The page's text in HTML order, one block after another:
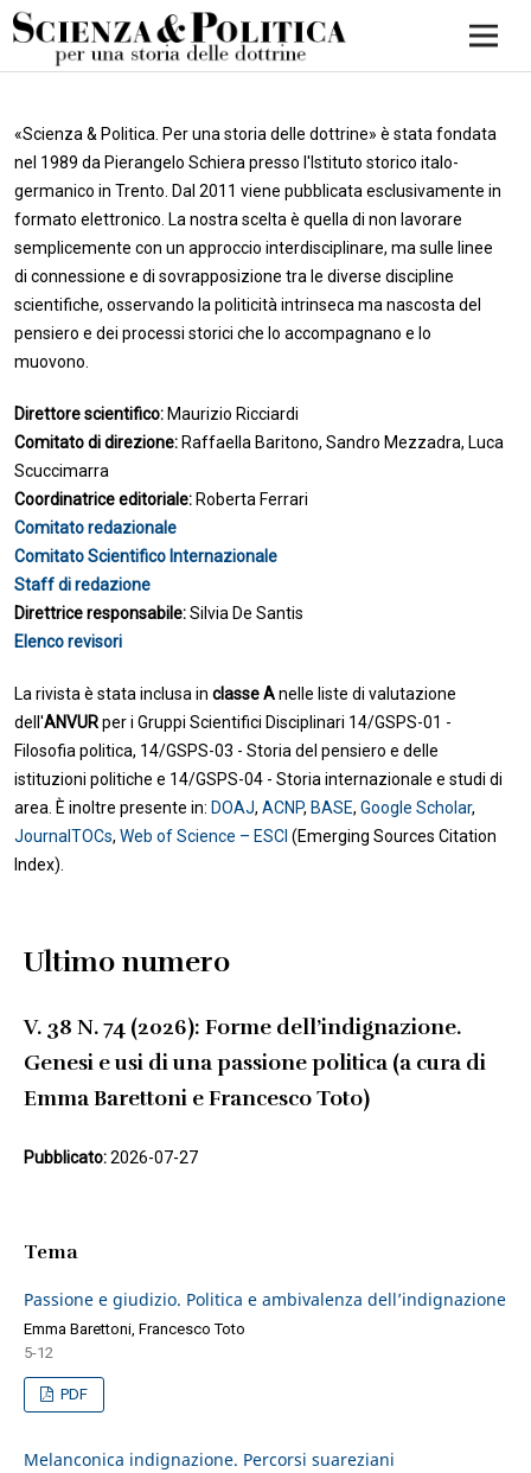
«Scienza & Politica. Per una storia delle dottrine» è stata fondata
nel 1989 da Pierangelo Schiera presso l'Istituto storico italo-
germanico in Trento. Dal 2011 viene pubblicata esclusivamente in
formato elettronico. La nostra scelta è quella di non lavorare
semplicemente con un approccio interdisciplinare, ma sulle linee
di connessione e di sovrapposizione tra le diverse discipline
scientifiche, osservando la politicità intrinseca ma nascosta del
pensiero e dei processi storici che lo accompagnano e lo
muovono.
Direttore scientifico:Maurizio Ricciardi
Comitato di direzione:Raffaella Baritono, Sandro Mezzadra, Luca
Scuccimarra
Coordinatrice editoriale:Roberta Ferrari
Comitato redazionale
Comitato Scientifico Internazionale
Staff di redazione
Direttrice responsabile:Silvia De Santis
Elenco revisori
La rivista è stata inclusa in classe Anelle liste di valutazione
dell'ANVURper i Gruppi Scientifici Disciplinari 14/GSPS-01 -
Filosofia politica, 14/GSPS-03 - Storia del pensiero e delle
istituzioni politiche e 14/GSPS-04 - Storia internazionale e studi di
area. È inoltre presente in: DOAJ, ACNP, BASE, Google Scholar,
JournalTOCs, Web of Science – ESCI (Emerging Sources Citation
Index).
Ultimo numero
V. 38 N. 74 (2026): Forme dell’indignazione.
Genesi e usi di una passione politica (a cura di
Emma Barettoni e Francesco Toto)
Pubblicato:2026-07-27
Tema
Passione e giudizio. Politica e ambivalenza dell’indignazione
Emma Barettoni, Francesco Toto
5-12
PDF
Melanconica indignazione. Percorsi suareziani